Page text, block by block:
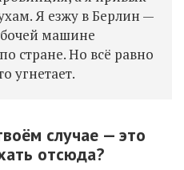
Я езжу в Берлин —
машине
стране. Но всё равно
угнетает.
случае — это
отсюда?